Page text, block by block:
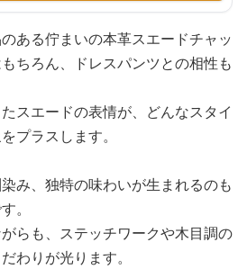
ある佇まいの本革スエードチャッ
ちろん、ドレスパンツとの相性も
スエードの表情が、どんなスタイ
プラスします。
み、独特の味わいが生まれるのも
。
らも、ステッチワークや木目調の
わりが光ります。